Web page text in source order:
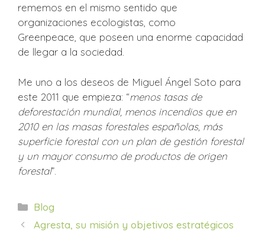
rememos en el mismo sentido que
organizaciones ecologistas, como
Greenpeace, que poseen una enorme capacidad
de llegar a la sociedad.
Me uno a los deseos de Miguel Ángel Soto para
este 2011 que empieza: “menos tasas de
deforestación mundial, menos incendios que en
2010 en las masas forestales españolas, más
superficie forestal con un plan de gestión forestal
y un mayor consumo de productos de origen
forestal”.
Categorías
Blog
Agresta, su misión y objetivos estratégicos